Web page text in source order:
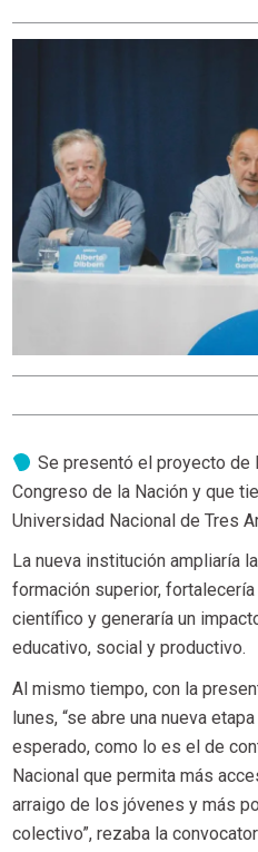
Se presentó el proyecto de
Congreso de la Nación y que
Universidad Nacional de Tres
La nueva institución ampliaría
formación superior,
científico y generaría un
educativo, social y productivo.
Al mismo tiempo, con la
lunes, “se abre una nueva
esperado, como lo es el de
Nacional que permita más
arraigo de los jóvenes y más
colectivo”, rezaba la